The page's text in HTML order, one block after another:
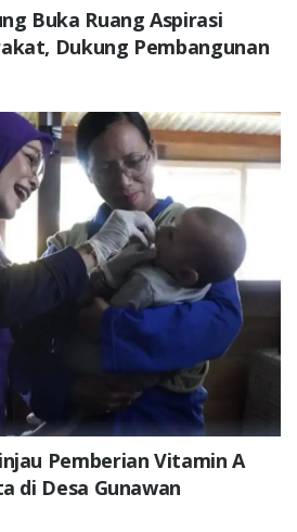
Buka Ruang Aspirasi
Dukung Pembangunan
Pemberian Vitamin A
di Desa Gunawan